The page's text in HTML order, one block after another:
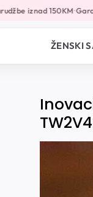
iznad 150KM•
ŽENSKI